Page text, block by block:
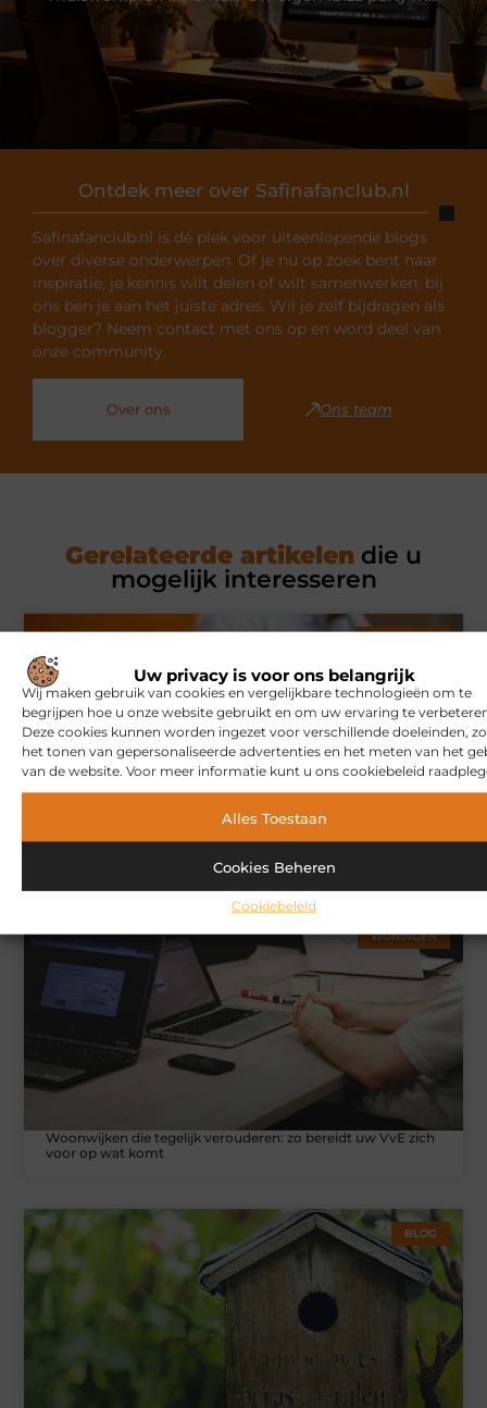
Uw privacy is voor ons belangrijk
Wij maken gebruik van cookies en vergelijkbare technologieën om te
begrijpen hoe u onze website gebruikt en om uw ervaring te
Deze cookies kunnen worden ingezet voor verschillende doeleinden,
het tonen van gepersonaliseerde advertenties en het meten van het
van de website. Voor meer informatie kunt u ons cookiebeleid
Alles Toestaan
Cookies Beheren
Cookiebeleid
Ontdek meer over Safinafanclub.nl
Safinafanclub.nl is dé plek voor uiteenlopende blogs
over diverse onderwerpen. Of je nu op zoek bent naar
inspiratie, je kennis wilt delen of wilt samenwerken, bij
ons ben je aan het juiste adres. Wil je zelf bijdragen als
blogger? Neem contact met ons op en word deel van
onze community.
Over ons Ons team
Gerelateerde artikelen die u
mogelijk interesseren
Hoe u een webshop laat bouwen die klaar is voor
WONINGEN
Woonwijken die tegelijk verouderen: zo bereidt uw VvE zich
voor op wat komt
BLOG